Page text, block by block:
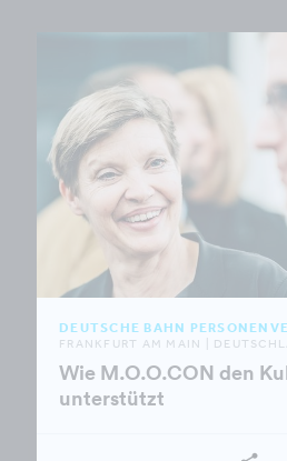
DEUTSCHE BAHN
FRANKFURT AM MAIN |
Wie M.O.O.CON den
unterstützt